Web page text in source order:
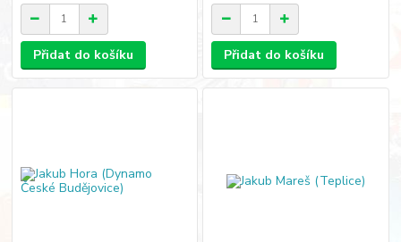
Přidat do košíku Přidat do košíku